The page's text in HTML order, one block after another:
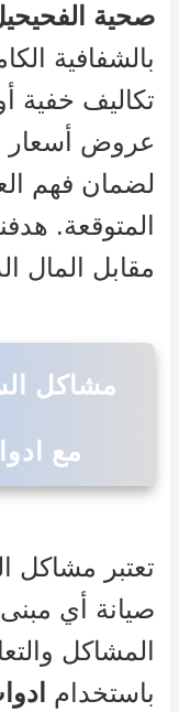
صحية
بالشفافية
تكاليف خفية
عروض أسعار
لضمان فهم
المتوقعة.
مقابل المال
مشاكل
مع
تعتبر مشاكل
صيانة أي
المشاكل
باستخدام